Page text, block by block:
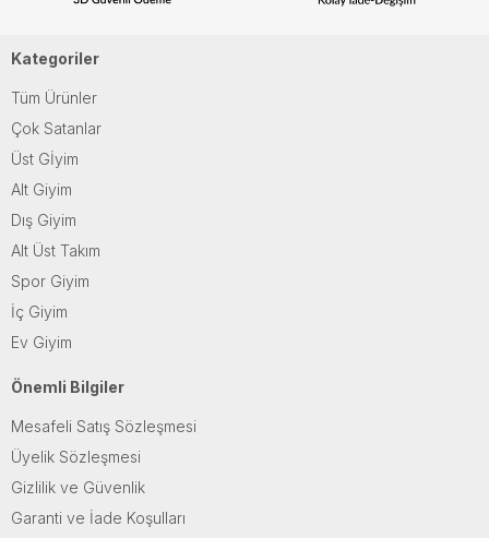
Kategoriler
Tüm Ürünler
Çok Satanlar
Üst Gİyim
Alt Giyim
Dış Giyim
Alt Üst Takım
Spor Giyim
İç Giyim
Ev Giyim
Önemli Bilgiler
Mesafeli Satış Sözleşmesi
Üyelik Sözleşmesi
Gizlilik ve Güvenlik
Garanti ve İade Koşulları